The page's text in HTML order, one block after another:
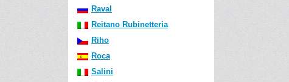
Raval
Reitano Rubinetteria
Riho
Roca
Salini